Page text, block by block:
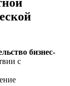
бизнес-
с